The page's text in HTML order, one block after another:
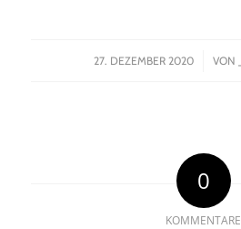
27. DEZEMBER 2020
/ VON
0
KOMMENTARE